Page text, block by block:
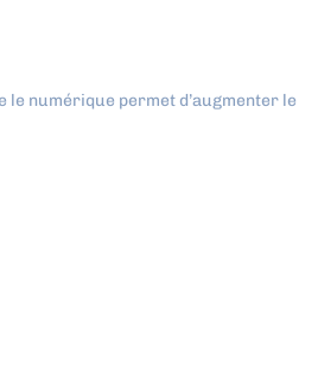
le numérique permet d’augmenter le